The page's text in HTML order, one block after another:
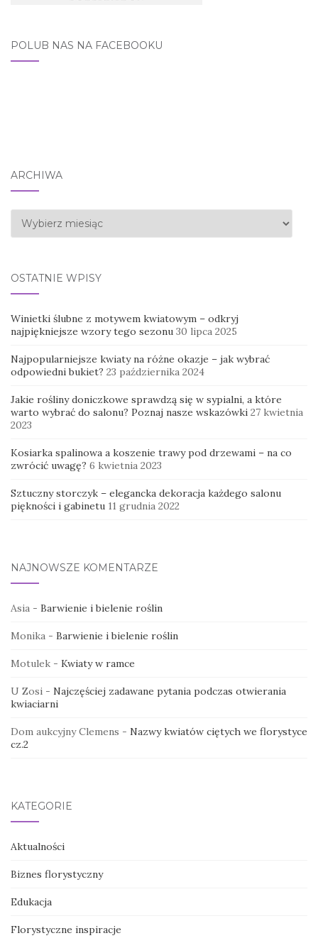
POLUB NAS NA FACEBOOKU
ARCHIWA
Archiwa
OSTATNIE WPISY
Winietki ślubne z motywem kwiatowym – odkryj
najpiękniejsze wzory tego sezonu 30 lipca 2025
Najpopularniejsze kwiaty na różne okazje – jak wybrać
odpowiedni bukiet? 23 października 2024
Jakie rośliny doniczkowe sprawdzą się w sypialni, a które
warto wybrać do salonu? Poznaj nasze wskazówki 27 kwietnia
2023
Kosiarka spalinowa a koszenie trawy pod drzewami – na co
zwrócić uwagę? 6 kwietnia 2023
Sztuczny storczyk – elegancka dekoracja każdego salonu
piękności i gabinetu 11 grudnia 2022
NAJNOWSZE KOMENTARZE
Asia - Barwienie i bielenie roślin
Monika - Barwienie i bielenie roślin
Motulek - Kwiaty w ramce
U Zosi - Najczęściej zadawane pytania podczas otwierania
kwiaciarni
Dom aukcyjny Clemens - Nazwy kwiatów ciętych we florystyce
cz.2
KATEGORIE
Aktualności
Biznes florystyczny
Edukacja
Florystyczne inspiracje